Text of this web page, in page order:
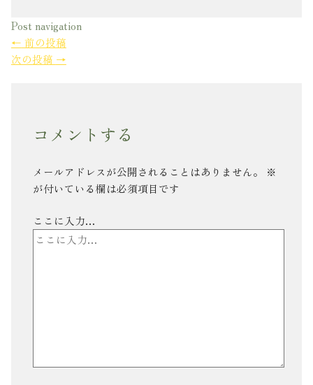
Post navigation
← 前の投稿
次の投稿 →
コメントする
メールアドレスが公開されることはありません。
※
が付いている欄は必須項目です
ここに入力…